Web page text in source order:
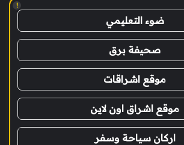
!
ضوء التعليمي
صحيفة برق
موقع اشراقات
موقع اشراق اون لاين
اركان سياحة وسفر